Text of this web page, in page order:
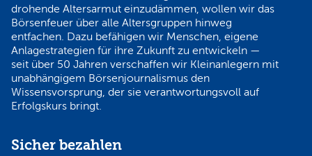
drohende Altersarmut einzudämmen, wollen wir das
Börsenfeuer über alle Altersgruppen hinweg
entfachen. Dazu befähigen wir Menschen, eigene
Anlagestrategien für ihre Zukunft zu entwickeln —
seit über 50 Jahren verschaffen wir Kleinanlegern mit
unabhängigem Börsenjournalismus den
Wissensvorsprung, der sie verantwortungsvoll auf
Erfolgskurs bringt.
Sicher bezahlen